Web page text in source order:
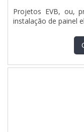
Projetos EVB, ou,
instalação de painel